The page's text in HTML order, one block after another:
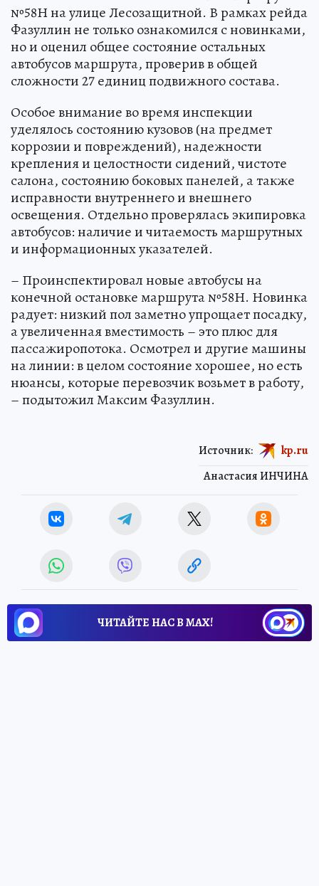
№58Н на улице Лесозащитной. В рамках рейда
Фазуллин не только ознакомился с новинками,
но и оценил общее состояние остальных
автобусов маршрута, проверив в общей
сложности 27 единиц подвижного состава.
Особое внимание во время инспекции
уделялось состоянию кузовов (на предмет
коррозии и повреждений), надежности
крепления и целостности сидений, чистоте
салона, состоянию боковых панелей, а также
исправности внутреннего и внешнего
освещения. Отдельно проверялась экипировка
автобусов: наличие и читаемость маршрутных
и информационных указателей.
– Проинспектировал новые автобусы на
конечной остановке маршрута №58Н. Новинка
радует: низкий пол заметно упрощает посадку,
а увеличенная вместимость – это плюс для
пассажиропотока. Осмотрел и другие машины
на линии: в целом состояние хорошее, но есть
нюансы, которые перевозчик возьмет в работу,
– подытожил Максим Фазуллин.
Анастасия ИНЧИНА
Источник: kp.ru
ЧИТАЙТЕ НАС В МАХ!